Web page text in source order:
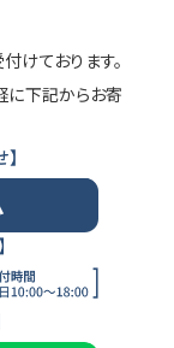
けております。
に下記からお寄